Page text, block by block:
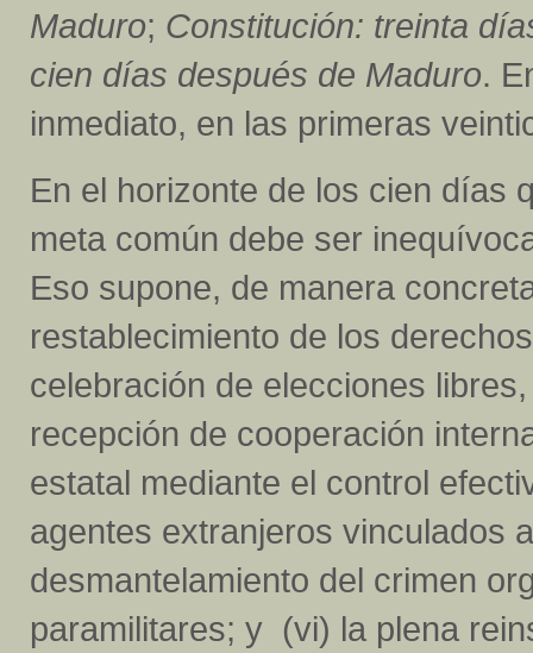
Maduro; Constitución: treinta
cien días después de Maduro.
inmediato, en las primeras
En el horizonte de los cien días
meta común debe ser
Eso supone, de manera
restablecimiento de los
celebración de elecciones
recepción de cooperación
estatal mediante el control
agentes extranjeros vinculados
desmantelamiento del crimen
paramilitares; y (vi) la plena